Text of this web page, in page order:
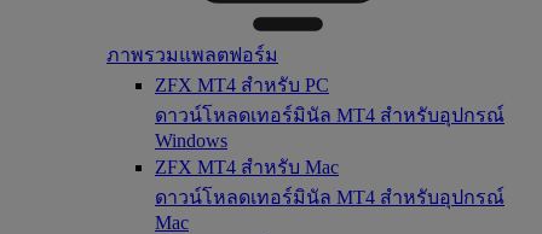
ภาพรวมแพลตฟอร์ม
ZFX MT4 สำหรับ PC
ดาวน์โหลดเทอร์มินัล MT4 สำหรับอุปกรณ์
Windows
ZFX MT4 สำหรับ Mac
ดาวน์โหลดเทอร์มินัล MT4 สำหรับอุปกรณ์
Mac